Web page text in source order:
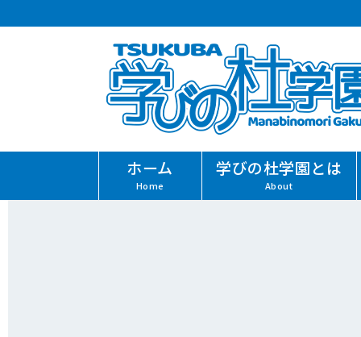
ホーム
Home
学びの杜学園とは
About